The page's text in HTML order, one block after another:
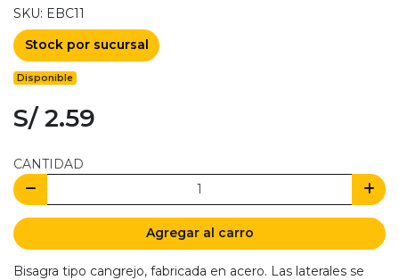
SKU: EBC11
Stock por sucursal
Disponible
S/ 2.59
CANTIDAD
Agregar al carro
Bisagra tipo cangrejo, fabricada en acero. Las laterales se